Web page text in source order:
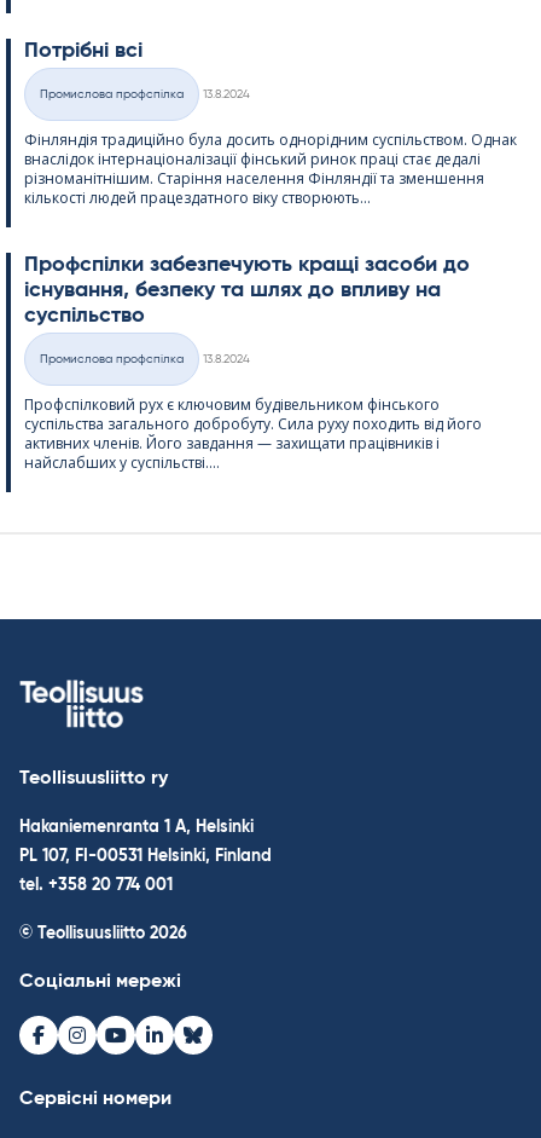
Потрібні всі
Категорії
Промислова профспілка
13.8.2024
Фінляндія традиційно була досить однорідним суспільством. Однак
внаслідок інтернаціоналізації фінський ринок праці стає дедалі
різноманітнішим. Старіння населення Фінляндії та зменшення
кількості людей працездатного віку створюють...
Профспілки забезпечують кращі засоби до
існування, безпеку та шлях до впливу на
суспільство
Категорії
Промислова профспілка
13.8.2024
Профспілковий рух є ключовим будівельником фінського
суспільства загального добробуту. Сила руху походить від його
активних членів. Його завдання — захищати працівників і
найслабших у суспільстві....
Teollisuusliitto ry
Hakaniemenranta 1 A, Helsinki
PL 107, FI-00531 Helsinki, Finland
tel. +358 20 774 001
© Teollisuusliitto 2026
Соціальні мережі
Facebook
Instagram
Youtube
LinkedInBluesky
Сервісні номери